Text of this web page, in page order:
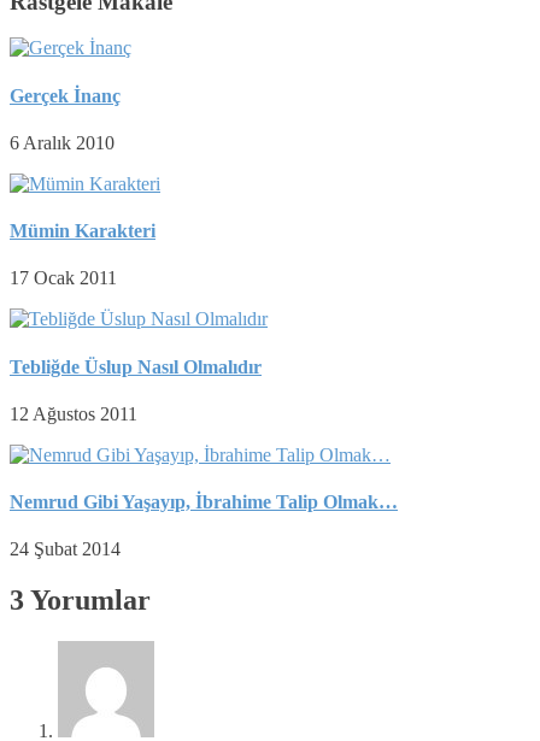
Gerçek İnanç
6 Aralık 2010
Mümin Karakteri
17 Ocak 2011
Tebliğde Üslup Nasıl Olmalıdır
12 Ağustos 2011
Nemrud Gibi Yaşayıp, İbrahime Talip Olmak…
24 Şubat 2014
3 Yorumlar